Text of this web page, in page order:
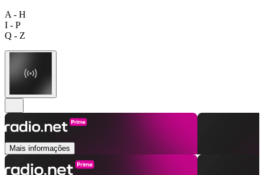
A - H
I - P
Q - Z
Mais informações